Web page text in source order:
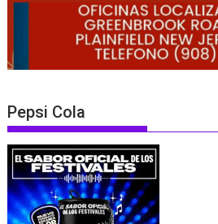
Pepsi Cola